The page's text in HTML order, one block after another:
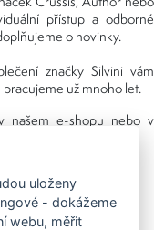
přístup a odborné
o novinky.
značky Silvini vám
pracujeme už mnoho let.
našem e-shopu nebo v
středisko) URAN.
uloženy
- dokážeme
webu, měřit